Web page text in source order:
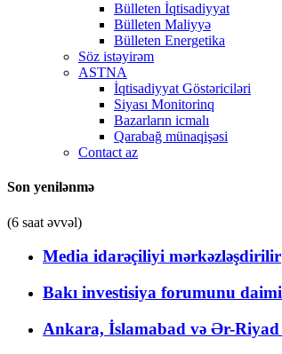
Bülleten İqtisadiyyat
Bülleten Maliyyə
Bülleten Energetika
Söz istəyirəm
ASTNA
İqtisadiyyat Göstəriciləri
Siyası Monitorinq
Bazarların icmalı
Qarabağ münaqişəsi
Contact az
Son yenilənmə
(6 saat əvvəl)
Media idarəçiliyi mərkəzləşdirilir
Bakı investisiya forumunu
Ankara, İslamabad və Ər-Riyad